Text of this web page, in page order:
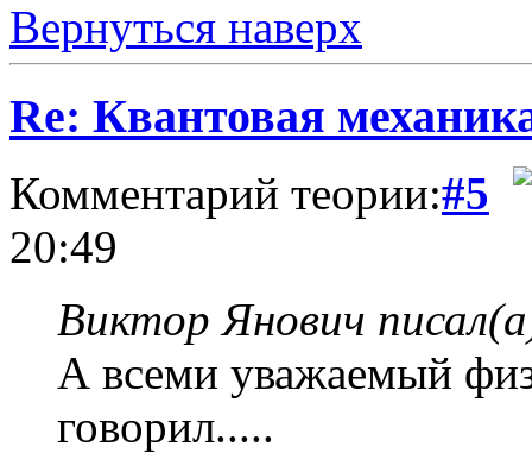
Вернуться наверх
Re: Квантовая
Комментарий теории:#5
20:49
Виктор Янович
А всеми уважаемый
говорил.....